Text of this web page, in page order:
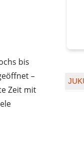
bis
–
Zeit mit